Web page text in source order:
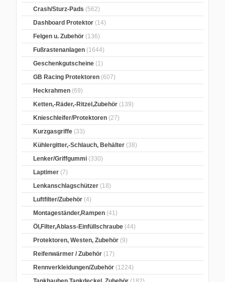
Crash/Sturz-Pads (562)
Dashboard Protektor (14)
Felgen u. Zubehör (136)
Fußrastenanlagen (1644)
Geschenkgutscheine (1)
GB Racing Protektoren (607)
Heckrahmen (69)
Ketten,-Räder,-Ritzel,Zubehör (139)
Knieschleifer/Protektoren (27)
Kurzgasgriffe (33)
Kühlergitter,-Schlauch, Behälter (38)
Lenker/Griffgummi (330)
Laptimer (7)
Lenkanschlagschützer (18)
Luftfilter/Zubehör (4)
Montageständer,Rampen (41)
Öl,Filter,Ablass-Einfüllschraube (44)
Protektoren, Westen, Zubehör (9)
Reifenwärmer / Zubehör (17)
Rennverkleidungen/Zubehör (1224)